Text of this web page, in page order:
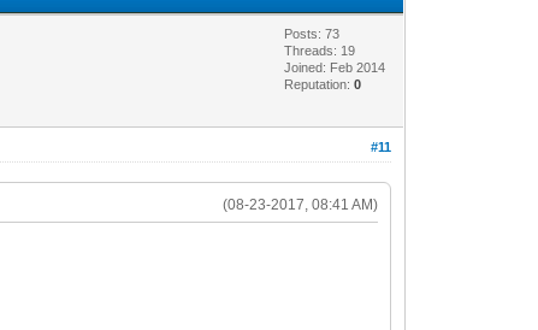
Posts: 73
Threads: 19
Joined: Feb 2014
Reputation:0
#11
(08-23-2017, 08:41 AM)